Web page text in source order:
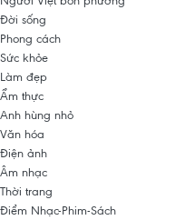
Đời sống
Phong cách
Sức khỏe
Làm đẹp
Ẩm thực
Anh hùng nhỏ
Văn hóa
Điện ảnh
Âm nhạc
Thời trang
Điểm Nhạc-Phim-Sách